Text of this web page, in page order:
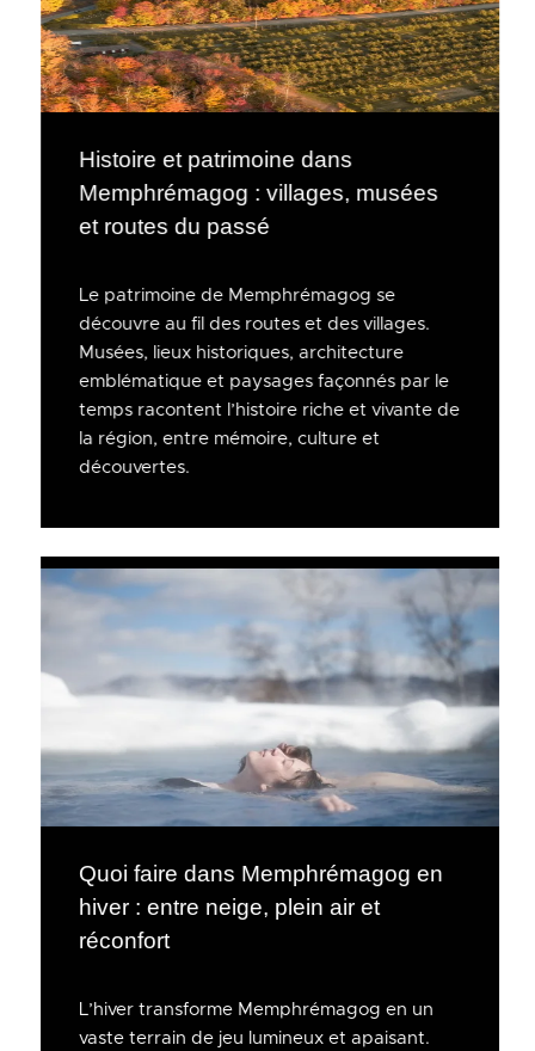
Histoire et patrimoine dans
Memphrémagog : villages, musées
et routes du passé
Le patrimoine de Memphrémagog se
découvre au fil des routes et des villages.
Musées, lieux historiques, architecture
emblématique et paysages façonnés par le
temps racontent l’histoire riche et vivante de
la région, entre mémoire, culture et
découvertes.
Quoi faire dans Memphrémagog en
hiver : entre neige, plein air et
réconfort
L’hiver transforme Memphrémagog en un
vaste terrain de jeu lumineux et apaisant.